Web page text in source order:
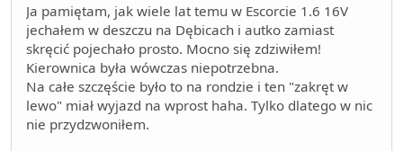
Ja pamiętam, jak wiele lat temu w Escorcie 1.6 16V
jechałem w deszczu na Dębicach i autko zamiast
skręcić pojechało prosto. Mocno się zdziwiłem!
Kierownica była wówczas niepotrzebna.
Na całe szczęście było to na rondzie i ten "zakręt w
lewo" miał wyjazd na wprost haha. Tylko dlatego w nic
nie przydzwoniłem.